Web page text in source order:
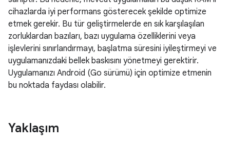
cihazlarda iyi performans gösterecek şekilde optimize
etmek gerekir. Bu tür geliştirmelerde en sık karşılaşılan
zorluklardan bazıları, bazı uygulama özelliklerini veya
işlevlerini sınırlandırmayı, başlatma süresini iyileştirmeyi ve
uygulamanızdaki bellek baskısını yönetmeyi gerektirir.
Uygulamanızı Android (Go sürümü) için optimize etmenin
bu noktada faydası olabilir.
Yaklaşım